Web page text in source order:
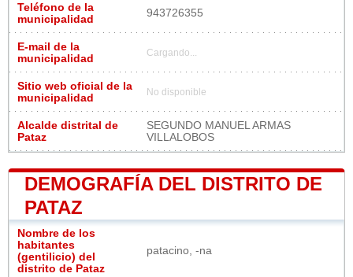
Teléfono de la
municipalidad
943726355
E-mail de la
municipalidad
Cargando...
Sitio web oficial de la
municipalidad
No disponible
Alcalde distrital de
Pataz
SEGUNDO MANUEL ARMAS
VILLALOBOS
DEMOGRAFÍA DEL DISTRITO DE
PATAZ
Nombre de los
habitantes
(gentilicio) del
distrito de Pataz
patacino, -na